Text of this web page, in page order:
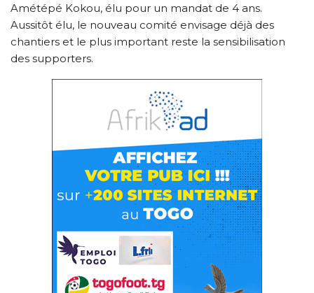
Amétépé Kokou, élu pour un mandat de 4 ans.
Aussitôt élu, le nouveau comité envisage déjà des
chantiers et le plus important reste la sensibilisation
des supporters.